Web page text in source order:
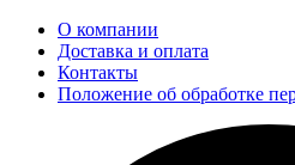
О компании
Доставка и оплата
Контакты
Положение об обработке